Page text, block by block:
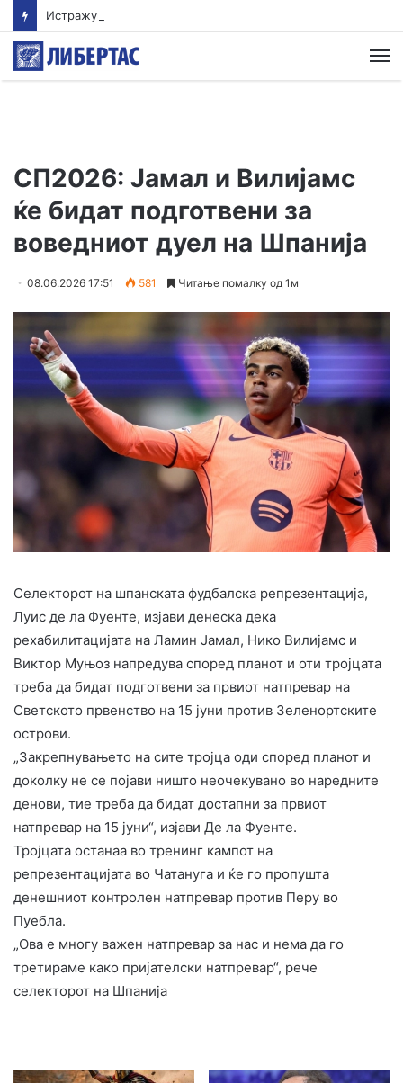
СП2026: Јамал и Вилијамс
ќе бидат подготвени за
воведниот дуел на Шпанија
08.06.2026 17:51 581 Читање помалку од 1м
Селекторот на шпанската фудбалска репрезентација,
Луис де ла Фуенте, изјави денеска дека
рехабилитацијата на Ламин Јамал, Нико Вилијамс и
Виктор Муњоз напредува според планот и оти тројцата
треба да бидат подготвени за првиот натпревар на
Светското првенство на 15 јуни против Зеленортските
острови.
„Закрепнувањето на сите тројца оди според планот и
доколку не се појави ништо неочекувано во наредните
денови, тие треба да бидат достапни за првиот
натпревар на 15 јуни“, изјави Де ла Фуенте.
Тројцата останаа во тренинг кампот на
репрезентацијата во Чатануга и ќе го пропушта
денешниот контролен натпревар против Перу во
Пуебла.
„Ова е многу важен натпревар за нас и нема да го
третираме како пријателски натпревар“, рече
селекторот на Шпанија